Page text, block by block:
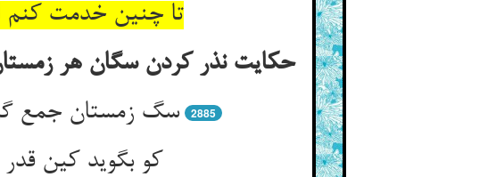
تا چنین خدمت کنم
حکایت نذر کردن سگان هر
سگ زمستان جمع
2885
کو بگوید کین